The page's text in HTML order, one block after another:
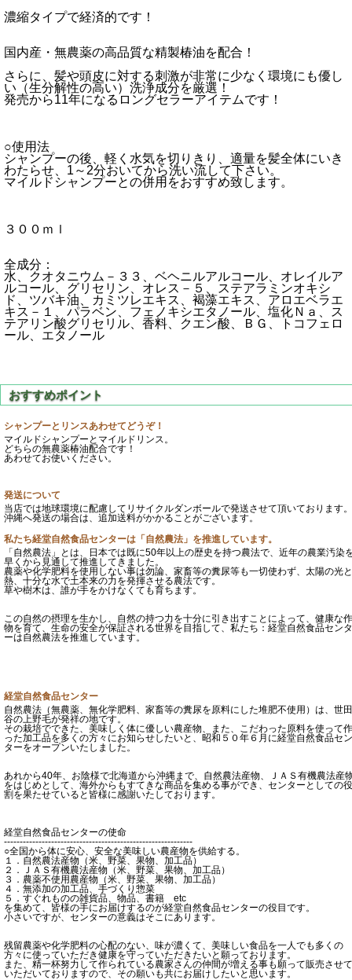
濃縮タイプで経済的です！
国内産・無農薬の高品質な精製椿油を配合！
さらに、髪や頭皮に対する刺激が非常に少なく環境にも優し
い（生分解性の高い）洗浄成分を厳選！
発売から11年になるロングセラーアイテムです！
○使用法
シャンプーの後、軽く水気を切りきり、適量を髪全体にいき
わたらせ、1～2分おいてから洗い流して下さい。
マイルドシャンプーとの併用をおすすめ致します。
３００ｍｌ
全成分：
水、クオタニウム－３３、ベヘニルアルコール、オレイルア
ルコール、グリセリン、オレス－５、ステアラミンオキシ
ド、ツバキ油、カミツレエキス、褐藻エキス、アロエベラエ
キス－１、パラベン、フェノキシエタノール、塩化Ｎａ、ス
テアリン酸グリセリル、香料、クエン酸、ＢＧ、トコフェロ
ール、エタノール
シャンプーとリンスあわせてどうぞ！
マイルドシャンプーとマイルドリンス。
どちらの無農薬椿油配合です！
あわせてお使いください。
発送について
当店では地球環境に配慮してリサイクルダンボールで発送させて頂いております。
沖縄へ発送の場合は、追加送料がかかることがございます。
私たち経堂自然食品センターは「自然農法」を推進しています。
「自然農法」とは、日本では既に50年以上の歴史を持つ農法で、近年の農業汚染
早くから見通して推進してきました。
農薬や化学肥料を使用しない事は勿論、家畜等の糞尿等も一切使わず、太陽の光と
熱、十分な水で土本来の力を発揮させる農法です。
草や樹木は、誰が手をかけなくても育ちます。
この自然の摂理を生かし、自然の持つ力を十分に引き出すことによって、健康な作
物を育て、生命の安全が保証される世界を目指して、私たち：経堂自然食品センタ
ーは自然農法を推進しています。
経堂自然食品センター
自然農法（無農薬、無化学肥料、家畜等の糞尿を原料にした堆肥不使用）は、世田
谷の上野毛が発祥の地です。
その栽培でできた、美味しく体に優しい農産物、また、こだわった原料を使って作
った加工品を多くの方々にお知らせしたいと、昭和５０年６月に経堂自然食品セン
ターをオープンいたしました。
あれから40年、お陰様で北海道から沖縄まで、自然農法産物、ＪＡＳ有機農法産
をはじめとして、海外からもすてきな商品を集める事ができ、センターとしての役
割を果たせていると皆様に感謝いたしております。
経堂自然食品センターの使命
------------------------------------------------------------
○全国から体に安心、安全な美味しい農産物を供給する。
１．自然農法産物（米、野菜、果物、加工品）
２．ＪＡＳ有機農法産物（米、野菜、果物、加工品）
３．農薬不使用農産物（米、野菜、果物、加工品）
４．無添加の加工品、手づくり惣菜
５．すぐれものの雑貨品、物品、書籍 etc
を集めて、皆様の手にお届けするのが経堂自然食品センターの役目です。
小さいですが、センターの意義はそこにあります。
残留農薬や化学肥料の心配のない、味が濃くて、美味しい食品を一人でも多くの
方々に使っていただき健康を守っていただきたいと願っております。
また、精一杯努力して作られている農家さんの仲間が増える事も願って販売させて
いただいておりますので、その願いも共にお届けしたいと思います。